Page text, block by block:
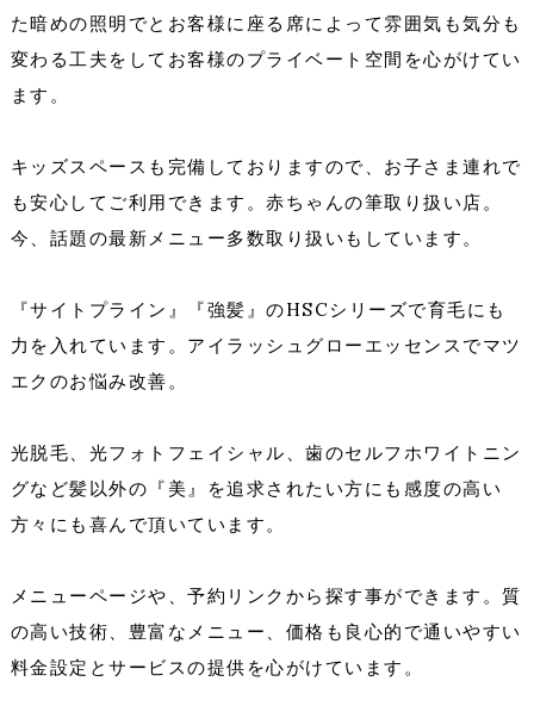
た暗めの照明でとお客様に座る席によって雰囲気も気分も
変わる工夫をしてお客様のプライベート空間を心がけてい
ます。
キッズスペースも完備しておりますので、お子さま連れで
も安心してご利用できます。赤ちゃんの筆取り扱い店。
今、話題の最新メニュー多数取り扱いもしています。
『サイトプライン』『強髪』のHSCシリーズで育毛にも
力を入れています。アイラッシュグローエッセンスでマツ
エクのお悩み改善。
光脱毛、光フォトフェイシャル、歯のセルフホワイトニン
グなど髪以外の『美』を追求されたい方にも感度の高い
方々にも喜んで頂いています。
メニューページや、予約リンクから探す事ができます。質
の高い技術、豊富なメニュー、価格も良心的で通いやすい
料金設定とサービスの提供を心がけています。